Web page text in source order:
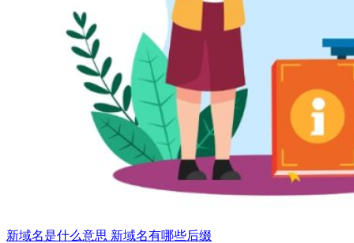
新域名是什么意思 新域名有哪些后缀